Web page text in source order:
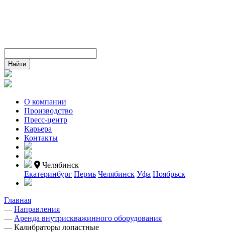
О компании
Производство
Пресс-центр
Карьера
Контакты
Челябинск
Екатеринбург Пермь Челябинск Уфа Ноябрьск
Главная
— Направления
— Аренда внутрискважинного оборудования
— Калибраторы лопастные